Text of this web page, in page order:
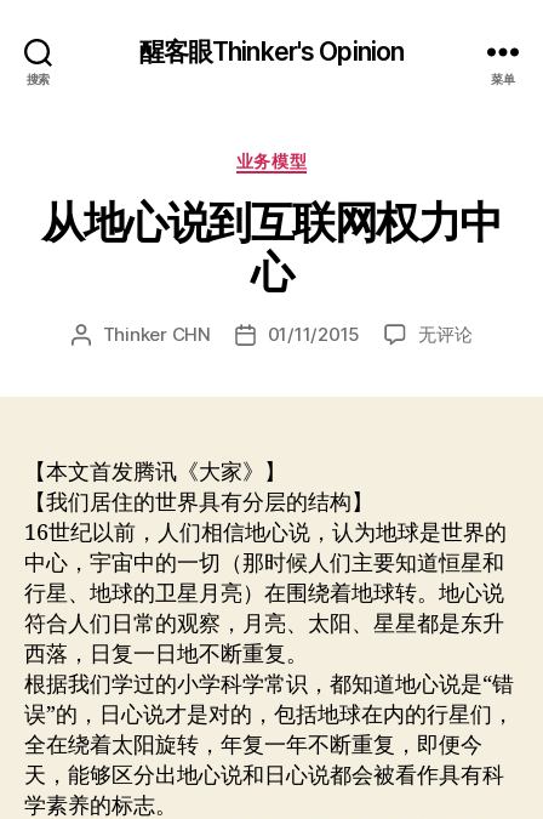
搜索
醒客眼Thinker's Opinion
菜单
分
业务模型
从地心说到互联网权力中
心
文 Thinker CHN
发 01/11/2015
从
网
权
力
中
心
无评论
【本文首发腾讯《大家》】
【我们居住的世界具有分层的结构】
16世纪以前，人们相信地心说，认为地球是世界的
中心，宇宙中的一切（那时候人们主要知道恒星和
行星、地球的卫星月亮）在围绕着地球转。地心说
符合人们日常的观察，月亮、太阳、星星都是东升
西落，日复一日地不断重复。
根据我们学过的小学科学常识，都知道地心说是“错
误”的，日心说才是对的，包括地球在内的行星们，
全在绕着太阳旋转，年复一年不断重复，即便今
天，能够区分出地心说和日心说都会被看作具有科
学素养的标志。